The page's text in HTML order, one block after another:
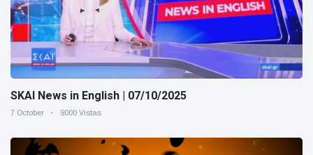
SKAI News in English | 07/10/2025
7 October 9000 Vistas